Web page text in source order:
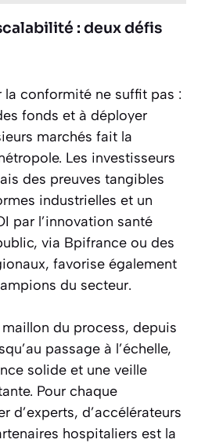
: deux défis
la conformité ne suffit pas :
fonds et à déployer
marchés fait la
Les investisseurs
des preuves tangibles
industrielles et un
par l’innovation santé
via Bpifrance ou des
favorise également
du secteur.
du process, depuis
passage à l’échelle,
solide et une veille
Pour chaque
d’experts, d’accélérateurs
hospitaliers est la